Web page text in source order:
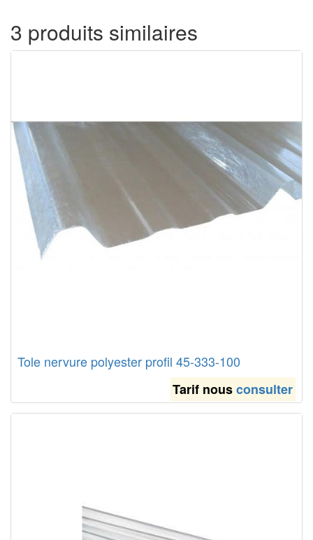
3 produits similaires
Tole nervure polyester profil 45-333-100
Tarif nousconsulter